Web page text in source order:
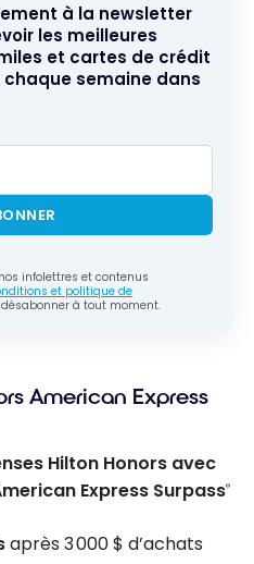
à la newsletter
les meilleures
et cartes de crédit
chaque semaine dans
infolettres et contenus
et politique de
à tout moment.
American Express
Hilton Honors avec
Express Surpass®
après 3 000 $ d’achats